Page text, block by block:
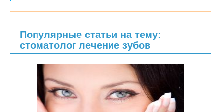
Популярные статьи на тему:
стоматолог лечение зубов